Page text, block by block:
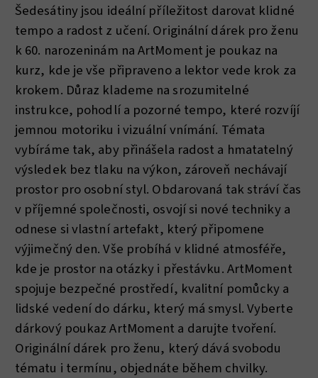
Šedesátiny jsou ideální příležitost darovat klidné
tempo a radost z učení. Originální dárek pro ženu
k 60. narozeninám na ArtMoment je poukaz na
kurz, kde je vše připraveno a lektor vede krok za
krokem. Důraz klademe na srozumitelné
instrukce, pohodlí a pozorné tempo, které rozvíjí
jemnou motoriku i vizuální vnímání. Témata
vybíráme tak, aby přinášela radost a hmatatelný
výsledek bez tlaku na výkon, zároveň nechávají
prostor pro osobní styl. Obdarovaná tak stráví čas
v příjemné společnosti, osvojí si nové techniky a
odnese si vlastní artefakt, který připomene
výjimečný den. Vše probíhá v klidné atmosféře,
kde je prostor na otázky i přestávku. ArtMoment
spojuje bezpečné prostředí, kvalitní pomůcky a
lidské vedení do dárku, který má smysl. Vyberte
dárkový poukaz ArtMoment a darujte tvoření.
Originální dárek pro ženu, který dává svobodu
tématu i termínu, objednáte během chvilky.